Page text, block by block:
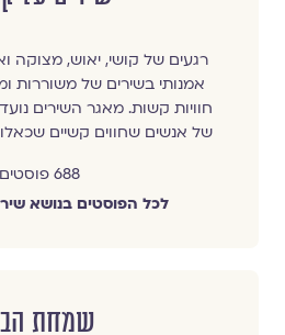
רגעים של קושי, יאוש, מצוקה
אמנותי בשירים של משוררות
חוויות קשות. מאגר השירים
של אנשים שחווים קשיים שכאלו
688 פוסטים
לכל הפוסטים בנושא
שמחת